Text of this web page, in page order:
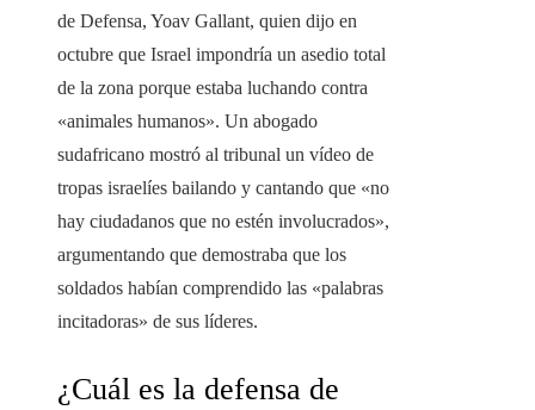
de Defensa, Yoav Gallant, quien dijo en
octubre que Israel impondría un asedio total
de la zona porque estaba luchando contra
«animales humanos». Un abogado
sudafricano mostró al tribunal un vídeo de
tropas israelíes bailando y cantando que «no
hay ciudadanos que no estén involucrados»,
argumentando que demostraba que los
soldados habían comprendido las «palabras
incitadoras» de sus líderes.
¿Cuál es la defensa de